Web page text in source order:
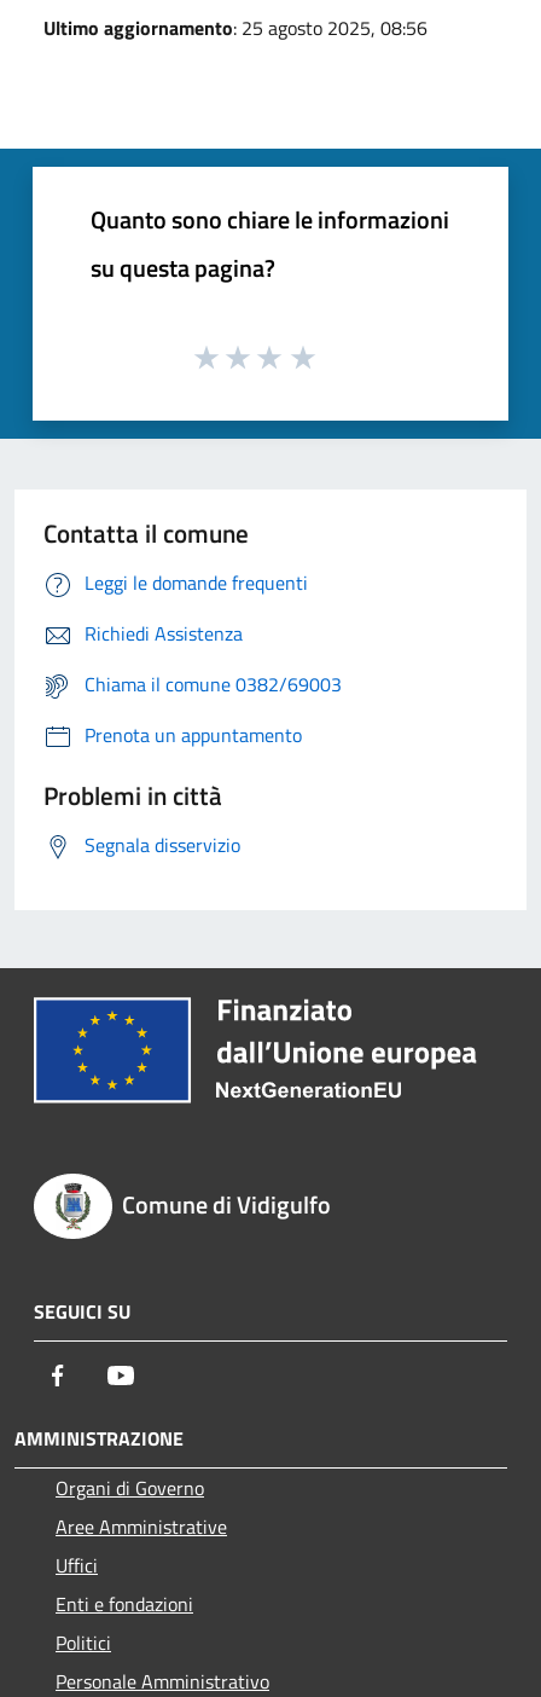
Ultimo aggiornamento: 25 agosto 2025, 08:56
Quanto sono chiare le informazioni
su questa pagina?
Contatta il comune
Leggi le domande frequenti
Richiedi Assistenza
Chiama il comune 0382/69003
Prenota un appuntamento
Problemi in città
Segnala disservizio
Comune di Vidigulfo
SEGUICI SU
Facebook
AMMINISTRAZIONE
Organi di Governo
Aree Amministrative
Uffici
Enti e fondazioni
Politici
Personale Amministrativo